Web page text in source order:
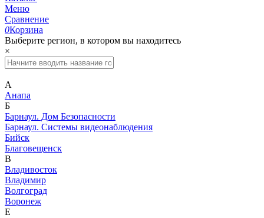
Меню
Сравнение
0Корзина
Выберите регион, в котором вы находитесь
×
А
Анапа
Б
Барнаул. Дом Безопасности
Барнаул. Системы видеонаблюдения
Бийск
Благовещенск
В
Владивосток
Владимир
Волгоград
Воронеж
Е